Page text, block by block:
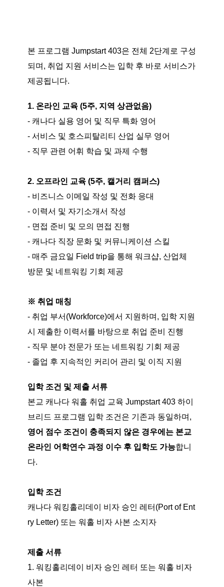
본 프로그램 Jumpstart 403은 전체 2단계로 구성
되며, 취업 지원 서비스는 입학 후 바로 서비스가
제공됩니다.
1. 온라인 교육 (5주, 지역 상관없음)
- 캐나다 실용 영어 및 직무 특화 영어
- 서비스 및 호스피탈리티 산업 실무 영어
- 직무 관련 어휘 학습 및 과제 수행
2. 오프라인 교육 (5주, 캘거리 캠퍼스)
- 비즈니스 이메일 작성 및 전화 응대
- 이력서 및 자기소개서 작성
- 면접 준비 및 모의 면접 진행
- 캐나다 직장 문화 및 커뮤니케이션 스킬
- 매주 금요일 Field trip을 통해 워크샵, 산업체
방문 및 네트워킹 기회 제공
※ 취업 매칭
- 취업 부서(Workforce)에서 지원하며, 입학 지원
시 제출한 이력서를 바탕으로 취업 준비 진행
- 직무 분야 전문가 또는 네트워킹 기회 제공
- 졸업 후 지속적인 커리어 관리 및 이직 지원
입학 조건 및 제출 서류
본교 캐나다 워홀 취업 교육 Jumpstart 403 하이
브리드 프로그램 입학 조건은 기존과 동일하며,
영어 점수 조건이 충족되지 않은 경우에는 본교
온라인 어학연수 과정 이수 후 입학도 가능합니
다.
입학 조건
캐나다 워킹홀리데이 비자 승인 레터(Port of Ent
ry Letter) 또는 워홀 비자 사본 소지자
제출 서류
1. 워킹홀리데이 비자 승인 레터 또는 워홀 비자
사본